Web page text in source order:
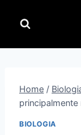
para
Home /
principalmente
BIOLOGIA